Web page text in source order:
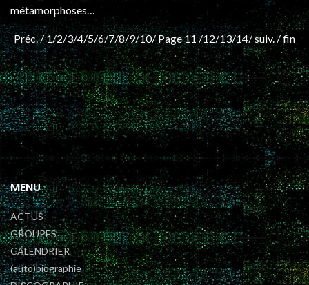
métamorphoses…
Préc. /1/2/3/4/5/6/7/8/9/10/ Page 11 /12/13/14/suiv. /fin
MENU
ACTUS
GROUPES
CALENDRIER
(auto)biographie